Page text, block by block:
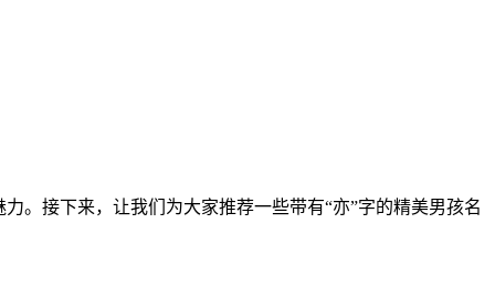
。接下来，让我们为大家推荐一些带有“亦”字的精美男孩名